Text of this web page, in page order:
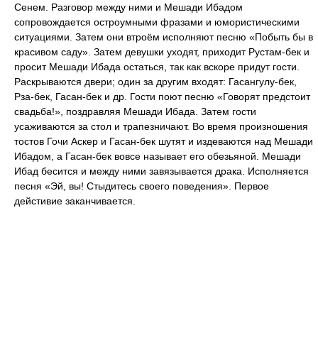
Сенем. Разговор между ними и Мешади Ибадом
сопровождается остроумными фразами и юмористическими
ситуациями. Затем они втроём исполняют песню «Побыть бы в
красивом саду». Затем девушки уходят, приходит Рустам-бек и
просит Мешади Ибада остаться, так как вскоре придут гости.
Раскрываются двери; один за другим входят: Гасангулу-бек,
Рза-бек, Гасан-бек и др. Гости поют песню «Говорят предстоит
свадьба!», поздравляя Мешади Ибада. Затем гости
усаживаются за стол и трапезничают. Во время произношения
тостов Гочи Аскер и Гасан-бек шутят и издеваются над Мешади
Ибадом, а Гасан-бек вовсе называет его обезьяной. Мешади
Ибад бесится и между ними завязывается драка. Исполняется
песня «Эй, вы! Стыдитесь своего поведения». Первое
дейстивие заканчивается.